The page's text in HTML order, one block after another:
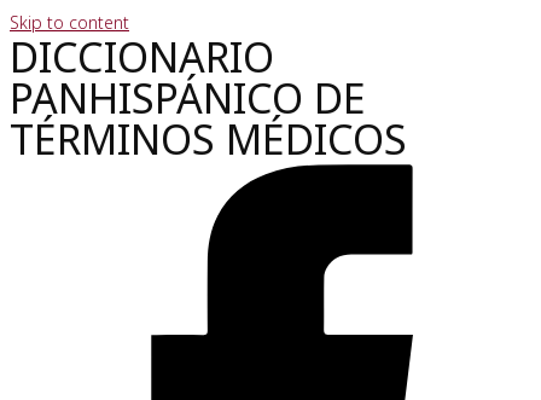
Skip to content
DICCIONARIO
PANHISPÁNICO DE
TÉRMINOS MÉDICOS